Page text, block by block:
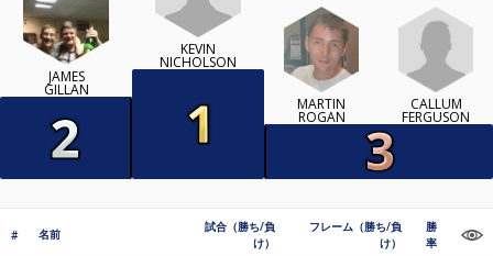
JAMES
GILLAN
KEVIN
NICHOLSON
MARTIN
ROGAN
CALLUM
FERGUSON
# 名前
試合（勝ち/負
け）
フレーム（勝ち/負
け）
勝
率